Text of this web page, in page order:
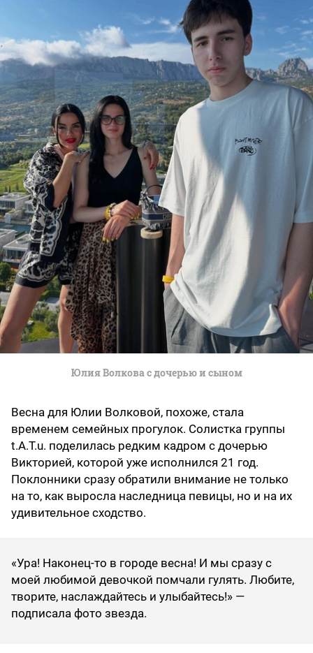
Юлия Волкова с дочерью и сыном
Весна для Юлии Волковой, похоже, стала
временем семейных прогулок. Солистка группы
t.A.T.u. поделилась редким кадром с дочерью
Викторией, которой уже исполнился 21 год.
Поклонники сразу обратили внимание не только
на то, как выросла наследница певицы, но и на их
удивительное сходство.
«Ура! Наконец-то в городе весна! И мы сразу с
моей любимой девочкой помчали гулять. Любите,
творите, наслаждайтесь и улыбайтесь!» —
подписала фото звезда.